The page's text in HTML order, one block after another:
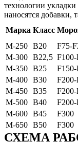
технологии
наносятся добавки,
Марка Класс
М-250 B20 F75-
М-300 В22,5
М-350 B25
М-400 B30
М-450 B35
М-500 В40
М-600 В45 F300
М-650 В50 F300
СХЕМА